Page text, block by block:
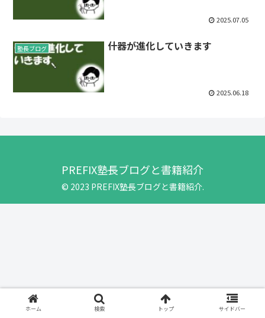
2025.07.05
塾長ブログ 什器が進化していきます
2025.06.18
PREFIX塾長ブログと書籍紹介
© 2023 PREFIX塾長ブログと書籍紹介.
ホーム 検索 トップ サイドバー